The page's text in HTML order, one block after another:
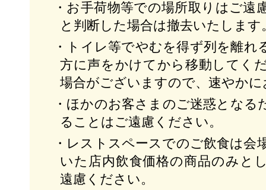
・お手荷物等での場所取りはご遠
と判断した場合は撤去いたします
・トイレ等でやむを得ず列を離れ
方に声をかけてから移動してく
場合がございますので、速やか
・ほかのお客さまのご迷惑となる
ることはご遠慮ください。
・レストスペースでのご飲食は会
いた店内飲食価格の商品のみと
遠慮ください。